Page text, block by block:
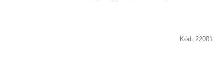
Kód: 22001